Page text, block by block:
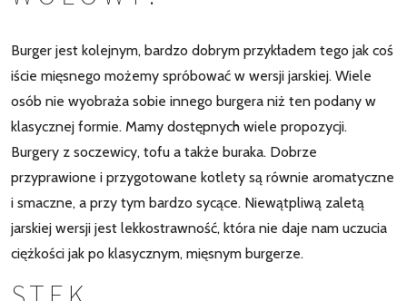
Burger jest kolejnym, bardzo dobrym przykładem tego jak coś
iście mięsnego możemy spróbować w wersji jarskiej. Wiele
osób nie wyobraża sobie innego burgera niż ten podany w
klasycznej formie. Mamy dostępnych wiele propozycji.
Burgery z soczewicy, tofu a także buraka. Dobrze
przyprawione i przygotowane kotlety są równie aromatyczne
i smaczne, a przy tym bardzo sycące. Niewątpliwą zaletą
jarskiej wersji jest lekkostrawność, która nie daje nam uczucia
ciężkości jak po klasycznym, mięsnym burgerze.